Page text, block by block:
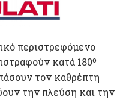
περιστρεφόμενο
κατά 180º
τον καθρέπτη
την πλεύση και την